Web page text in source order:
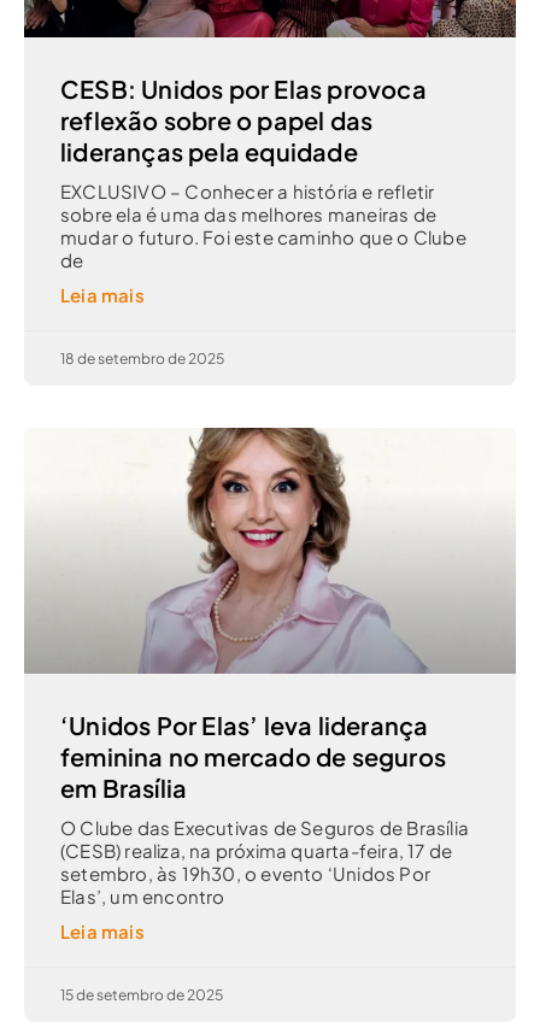
CESB: Unidos por Elas provoca
reflexão sobre o papel das
lideranças pela equidade
EXCLUSIVO – Conhecer a história e refletir
sobre ela é uma das melhores maneiras de
mudar o futuro. Foi este caminho que o Clube
de
Leia mais
18 de setembro de 2025
‘Unidos Por Elas’ leva liderança
feminina no mercado de seguros
em Brasília
O Clube das Executivas de Seguros de Brasília
(CESB) realiza, na próxima quarta-feira, 17 de
setembro, às 19h30, o evento ‘Unidos Por
Elas’, um encontro
Leia mais
15 de setembro de 2025